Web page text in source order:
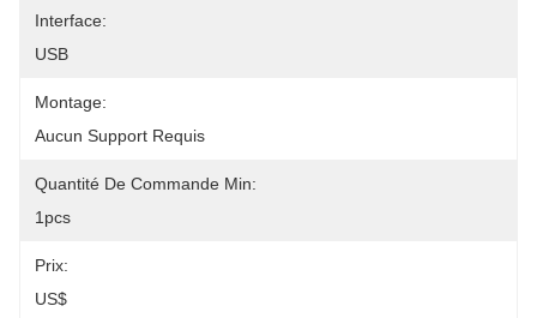
Interface:
USB
Montage:
Aucun Support Requis
Quantité De Commande Min:
1pcs
Prix:
US$